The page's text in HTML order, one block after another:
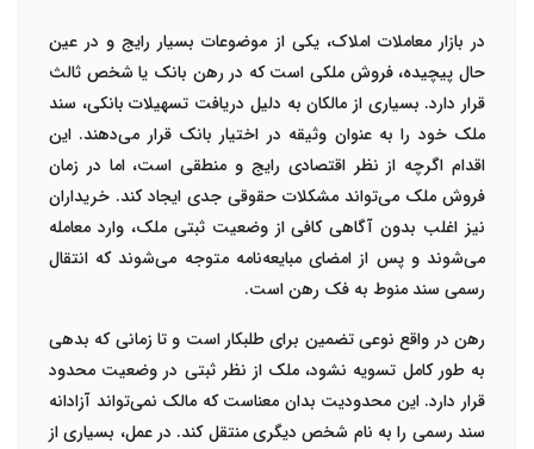
در بازار معاملات املاک، یکی از موضوعات بسیار رایج و در عین
حال پیچیده، فروش ملکی است که در رهن بانک یا شخص ثالث
قرار دارد. بسیاری از مالکان به دلیل دریافت تسهیلات بانکی، سند
ملک خود را به عنوان وثیقه در اختیار بانک قرار می‌دهند. این
اقدام اگرچه از نظر اقتصادی رایج و منطقی است، اما در زمان
فروش ملک می‌تواند مشکلات حقوقی جدی ایجاد کند. خریداران
نیز اغلب بدون آگاهی کافی از وضعیت ثبتی ملک، وارد معامله
می‌شوند و پس از امضای مبایعه‌نامه متوجه می‌شوند که انتقال
رسمی سند منوط به فک رهن است.
رهن در واقع نوعی تضمین برای طلبکار است و تا زمانی که بدهی
به طور کامل تسویه نشود، ملک از نظر ثبتی در وضعیت محدود
قرار دارد. این محدودیت بدان معناست که مالک نمی‌تواند آزادانه
سند رسمی را به نام شخص دیگری منتقل کند. در عمل، بسیاری از